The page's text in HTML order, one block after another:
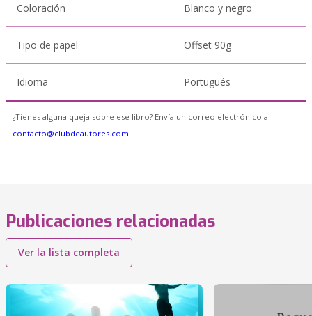
Coloración Blanco y negro
Tipo de papel Offset 90g
Idioma Portugués
¿Tienes alguna queja sobre ese libro? Envía un correo electrónico a
contacto@clubdeautores.com
Publicaciones relacionadas
Ver la lista completa